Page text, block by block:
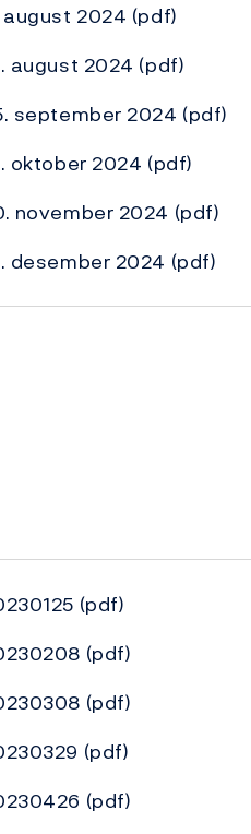
2024 (pdf)
august 2024 (pdf)
september 2024 (pdf)
oktober 2024 (pdf)
november 2024 (pdf)
desember 2024 (pdf)
(pdf)
(pdf)
(pdf)
(pdf)
(pdf)